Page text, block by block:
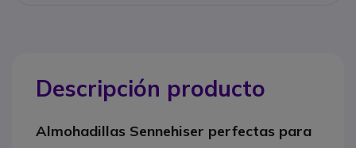
Descripción producto
Almohadillas Sennehiser perfectas para